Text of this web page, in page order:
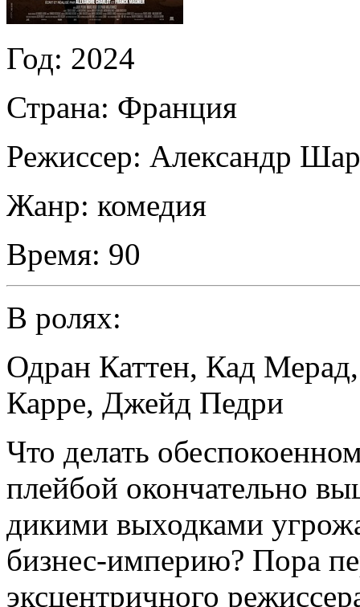
Год: 2024
Страна: Франция
Режиссер: Александр
Жанр: комедия
Время: 90
В ролях:
Одран Каттен, Кад Мерад
Карре, Джейд Педри
Что делать
плейбой окончательно
дикими выходками
бизнес-империю? Пора
эксцентричного